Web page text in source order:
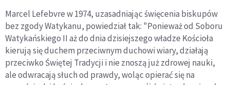
Marcel Lefebvre w 1974, uzasadniając święcenia biskupów
bez zgody Watykanu, powiedział tak: "Ponieważ od Soboru
Watykańskiego II aż do dnia dzisiejszego władze Kościoła
kierują się duchem przeciwnym duchowi wiary, działają
przeciwko Świętej Tradycji i nie znoszą już zdrowej nauki,
ale odwracają słuch od prawdy, woląc opierać się na